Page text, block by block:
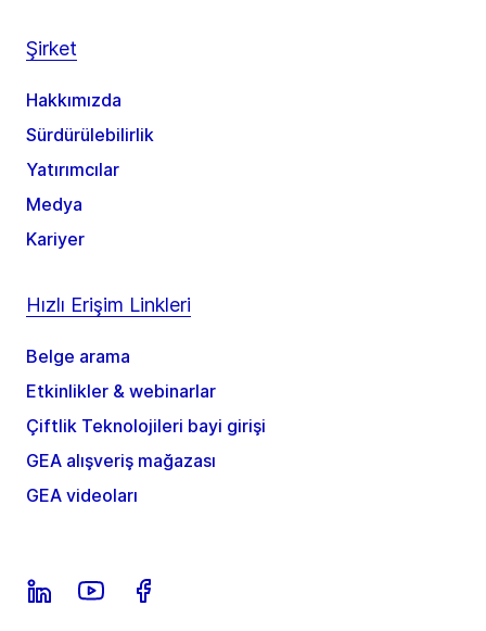
Şirket
Hakkımızda
Sürdürülebilirlik
Yatırımcılar
Medya
Kariyer
Hızlı Erişim Linkleri
Belge arama
Etkinlikler & webinarlar
Çiftlik Teknolojileri bayi girişi
GEA alışveriş mağazası
GEA videoları